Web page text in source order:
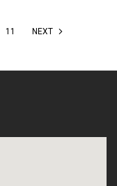
11 NEXT